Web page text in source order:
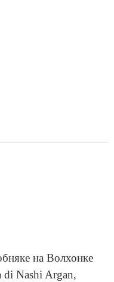
на Волхонке
di Nashi Argan,